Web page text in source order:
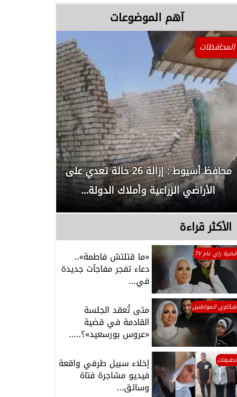
آهم الموضوعات
المحافظات
محافظ أسيوط : إزالة 26 حالة تعدي على
الأراضي الزراعية وأملاك الدولة...
الأكثر قراءة
قضية راي عام TV «ما قتلتش فاطمة»..
دعاء تفجر مفاجآت جديدة
في...
شكاوي المواطنين متى تُعقد الجلسة
القادمة في قضية
«عروس بورسعيد»؟.....
تحقيقات إخلاء سبيل طرفي واقعة
فيديو مشاجرة فتاة
وسائق...